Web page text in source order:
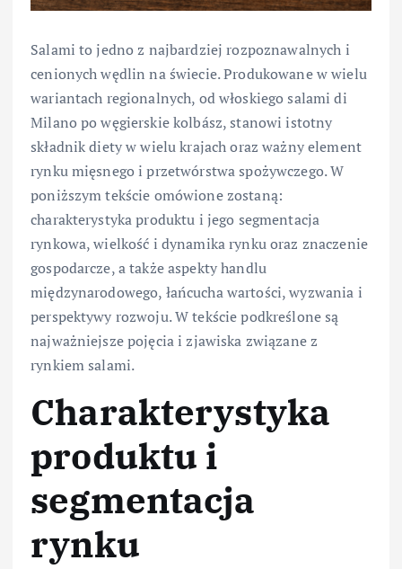
Salami to jedno z najbardziej rozpoznawalnych i
cenionych wędlin na świecie. Produkowane w wielu
wariantach regionalnych, od włoskiego salami di
Milano po węgierskie kolbász, stanowi istotny
składnik diety w wielu krajach oraz ważny element
rynku mięsnego i przetwórstwa spożywczego. W
poniższym tekście omówione zostaną:
charakterystyka produktu i jego segmentacja
rynkowa, wielkość i dynamika rynku oraz znaczenie
gospodarcze, a także aspekty handlu
międzynarodowego, łańcucha wartości, wyzwania i
perspektywy rozwoju. W tekście podkreślone są
najważniejsze pojęcia i zjawiska związane z
rynkiem salami.
Charakterystyka
produktu i
segmentacja
rynku